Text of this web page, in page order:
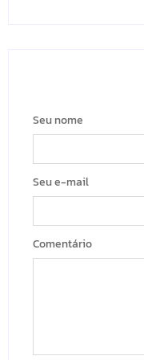
Seu nome
Seu e-mail
Comentário